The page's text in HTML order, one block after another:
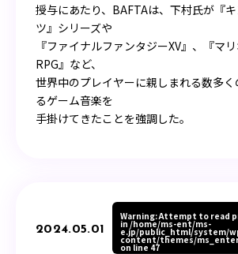
授与にあたり、BAFTAは、下村氏が『
ツ』シリーズや
『ファイナルファンタジーXV』、『マ
RPG』など、
世界中のプレイヤーに親しまれる数多
るゲーム音楽を
手掛けてきたことを強調した。
2024.05.01
Warning: Attempt to read
in /home/ms-ent/ms-
e.jp/public_html/system/
content/themes/
on line 47